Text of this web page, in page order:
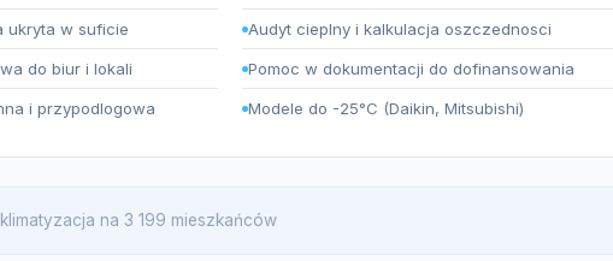
ukryta w suficie
do biur i lokali
i przypodlogowa
Audyt cieplny i kalkulacja oszczednosci
Pomoc w dokumentacji do dofinansowania
Modele do -25°C (Daikin, Mitsubishi)
klimatyzacja na 3 199 mieszkańców